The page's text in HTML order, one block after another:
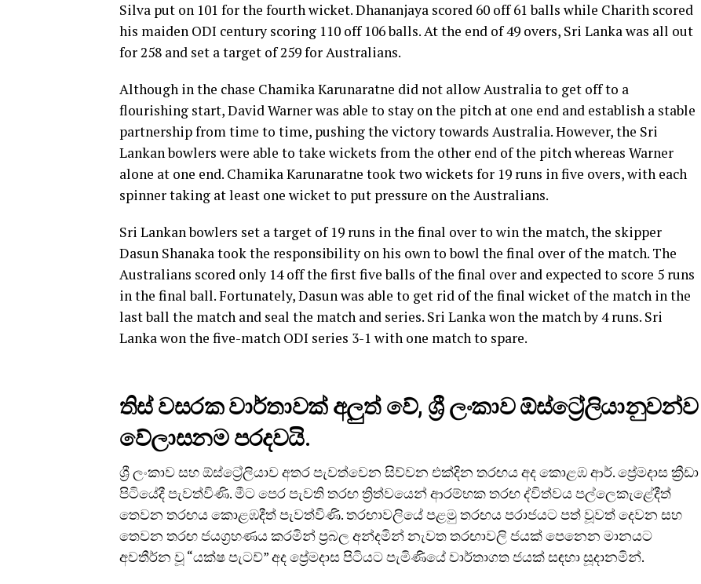
Silva put on 101 for the fourth wicket. Dhananjaya scored 60 off 61 balls while Charith scored
his maiden ODI century scoring 110 off 106 balls. At the end of 49 overs, Sri Lanka was all out
for 258 and set a target of 259 for Australians.
Although in the chase Chamika Karunaratne did not allow Australia to get off to a
flourishing start, David Warner was able to stay on the pitch at one end and establish a stable
partnership from time to time, pushing the victory towards Australia. However, the Sri
Lankan bowlers were able to take wickets from the other end of the pitch whereas Warner
alone at one end. Chamika Karunaratne took two wickets for 19 runs in five overs, with each
spinner taking at least one wicket to put pressure on the Australians.
Sri Lankan bowlers set a target of 19 runs in the final over to win the match, the skipper
Dasun Shanaka took the responsibility on his own to bowl the final over of the match. The
Australians scored only 14 off the first five balls of the final over and expected to score 5 runs
in the final ball. Fortunately, Dasun was able to get rid of the final wicket of the match in the
last ball the match and seal the match and series. Sri Lanka won the match by 4 runs. Sri
Lanka won the five-match ODI series 3-1 with one match to spare.
තිස් වසරක වාර්තාවක් අලුත් වේ, ශ්‍රී ලංකාව ඕස්ට්‍රේලියානුවන්ව
වේලාසනම පරදවයි.
ශ්‍රී ලංකාව සහ ඕස්ට්‍රේලියාව අතර පැවත්වෙන සිව්වන එක්දින තරඟය අද කොළඹ ආර්. ප්‍රේමදාස ක්‍රීඩා
පිටියේදී පැවත්විණි. මීට පෙර පැවති තරඟ ත්‍රිත්වයෙන් ආරම්භක තරඟ ද්විත්වය පල්ලෙකැළේදීත්
තෙවන තරඟය කොළඹදීත් පැවත්විණි. තරඟාවලියේ පළමු තරඟය පරාජයට පත් වූවත් දෙවන සහ
තෙවන තරඟ ජයග්‍රහණය කරමින් ප්‍රබල අන්දමින් නැවත තරඟාවලි ජයක් පෙනෙන මානයට
අවතීර්න වූ “යක්ෂ පැටව්” අද ප්‍රේමදාස පිටියට පැමිණියේ වාර්තාගත ජයක් සඳහා සූදානමින්.